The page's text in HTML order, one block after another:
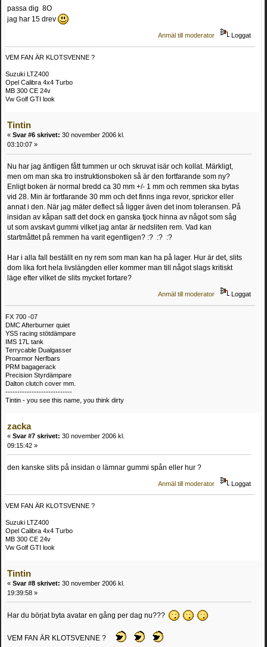
passa dig 8O
jag har 15 drev
Anmäl till moderator Loggat
VEM FAN ÄR KLOTSVENNE ?
Suzuki LTZ400
Opel Calibra 4x4 Turbo
MB 300 CE 24v
Vw Golf GTI look
Tintin
« Svar #6 skrivet: 30 november 2006 kl.
03:10:07 »
Nu har jag äntligen fått tummen ur och skruvat isär och kollat. Märkligt,
men om man ska tro instruktionsboken så är den fortfarande som ny?
Enligt boken är normal bredd ca 30 mm +/- 1 mm och remmen ska bytas
vid 28. Min är fortfarande 30 mm och det finns inga revor, sprickor eller
annat i den. När jag mäter deflect så ligger även det inom toleransen. På
insidan av kåpan satt det dock en ganska tjock hinna av något som såg
ut som avskavt gummi vilket jag antar är nedsliten rem. Vad kan
startmåttet på remmen ha varit egentligen? :? :? :?
Har i alla fall beställt en ny rem som man kan ha på lager. Hur är det, slits
dom lika fort hela livslängden eller kommer man till något slags kritiskt
läge efter vilket de slits mycket fortare?
Anmäl till moderator Loggat
FX 700 -07
DMC Afterburner quiet
YSS racing stötdämpare
IMS 17L tank
Terrycable Dualgasser
Proarmor Nerfbars
PRM bagagerack
Precision Styrdämpare
Dalton clutch cover mm.
----------------------------
Tintin - you see this name, you think dirty
zacka
« Svar #7 skrivet: 30 november 2006 kl.
09:15:42 »
den kanske slits på insidan o lämnar gummi spån eller hur ?
Anmäl till moderator Loggat
VEM FAN ÄR KLOTSVENNE ?
Suzuki LTZ400
Opel Calibra 4x4 Turbo
MB 300 CE 24v
Vw Golf GTI look
Tintin
« Svar #8 skrivet: 30 november 2006 kl.
19:39:58 »
Har du börjat byta avatar en gång per dag nu???
VEM FAN ÄR KLOTSVENNE ?